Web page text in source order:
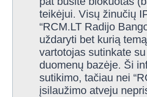
teikėjui. Visų žinučių
“RCM.LT Radijo
uždaryti bet kurią
vartotojas sutinkate
duomenų bazėje. Ši
sutikimo, tačiau nei
įsilaužimo atveju